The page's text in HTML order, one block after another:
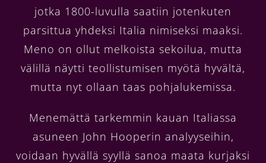
jotka 1800-luvulla saatiin jotenkuten
parsittua yhdeksi Italia nimiseksi maaksi.
Meno on ollut melkoista sekoilua, mutta
välillä näytti teollistumisen myötä hyvältä,
mutta nyt ollaan taas pohjalukemissa.
Menemättä tarkemmin kauan Italiassa
asuneen John Hooperin analyyseihin,
voidaan hyvällä syyllä sanoa maata kurjaksi